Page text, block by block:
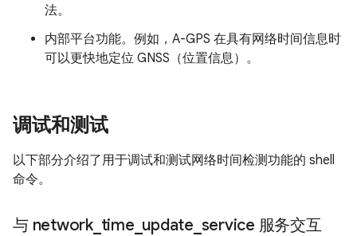
法。
内部平台功能。例如，A-GPS 在具有网络时间信息时
可以更快地定位 GNSS（位置信息）。
调试和测试
以下部分介绍了用于调试和测试网络时间检测功能的 shell
命令。
与 network_ time update service 服务交互